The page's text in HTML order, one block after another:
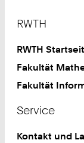
RWTH
RWTH
Fakultät
Fakultät
Service
Kontakt und